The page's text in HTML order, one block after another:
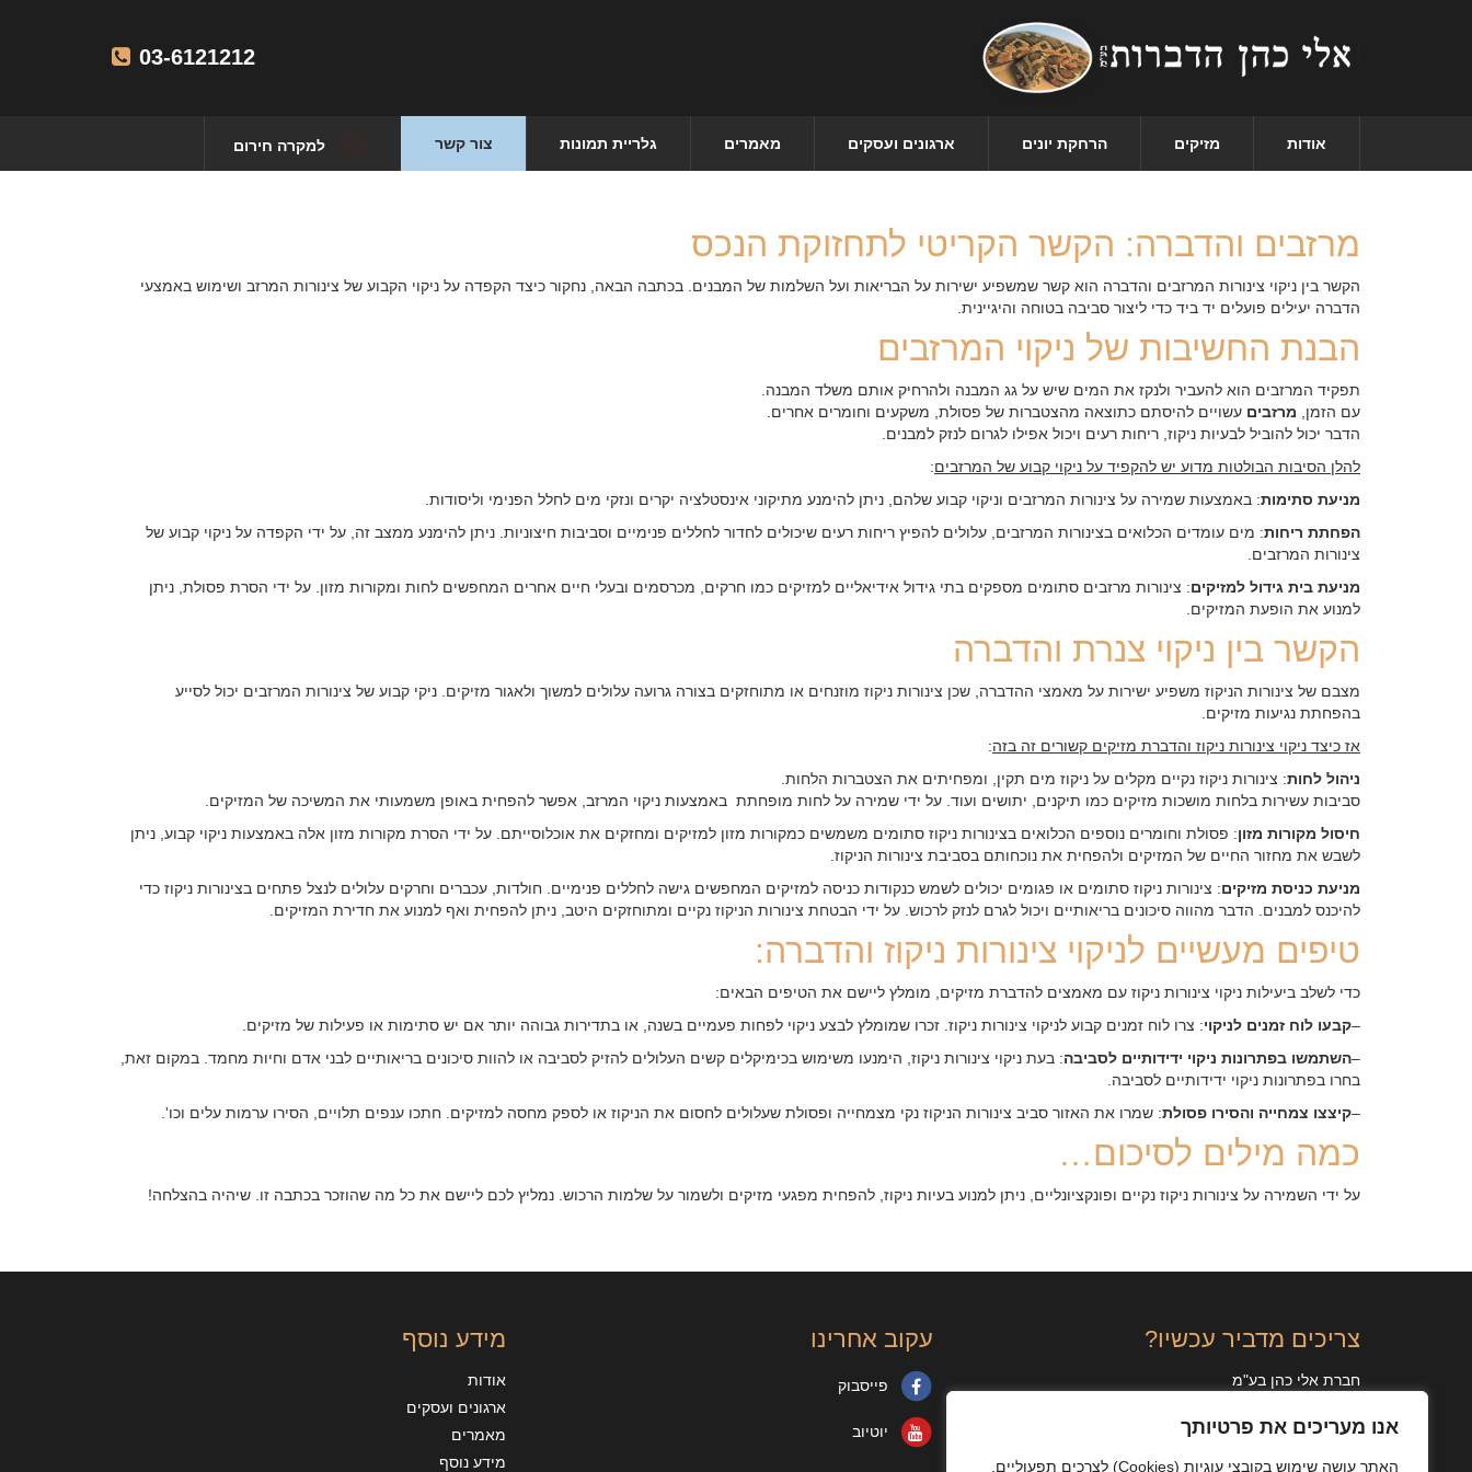
אנו מעריכים את פרטיותך
האתר עושה שימוש בקובצי עוגיות (Cookies) לצרכים תפעוליים,
03-6121212
אודות מזיקים הרחקת יונים ארגונים ועסקים מאמרים גלריית תמונות צור קשר למקרה חירום
מרזבים והדברה: הקשר הקריטי לתחזוקת הנכס
הקשר בין ניקוי צינורות המרזבים והדברה הוא קשר שמשפיע ישירות על הבריאות ועל השלמות של המבנים. בכתבה הבאה, נחקור כיצד הקפדה על ניקוי הקבוע של צינורות המרזב ושימוש באמצעי
הדברה יעילים פועלים יד ביד כדי ליצור סביבה בטוחה והיגיינית.
הבנת החשיבות של ניקוי המרזבים
תפקיד המרזבים הוא להעביר ולנקז את המים שיש על גג המבנה ולהרחיק אותם משלד המבנה.
עם הזמן, מרזבים עשויים להיסתם כתוצאה מהצטברות של פסולת, משקעים וחומרים אחרים.
הדבר יכול להוביל לבעיות ניקוז, ריחות רעים ויכול אפילו לגרום לנזק למבנים.
להלן הסיבות הבולטות מדוע יש להקפיד על ניקוי קבוע של המרזבים:
מניעת סתימות: באמצעות שמירה על צינורות המרזבים וניקוי קבוע שלהם, ניתן להימנע מתיקוני אינסטלציה יקרים ונזקי מים לחלל הפנימי וליסודות.
הפחתת ריחות: מים עומדים הכלואים בצינורות המרזבים, עלולים להפיץ ריחות רעים שיכולים לחדור לחללים פנימיים וסביבות חיצוניות. ניתן להימנע ממצב זה, על ידי הקפדה על ניקוי קבוע של
צינורות המרזבים.
מניעת בית גידול למזיקים: צינורות מרזבים סתומים מספקים בתי גידול אידיאליים למזיקים כמו חרקים, מכרסמים ובעלי חיים אחרים המחפשים לחות ומקורות מזון. על ידי הסרת פסולת, ניתן
למנוע את הופעת המזיקים.
הקשר בין ניקוי צנרת והדברה
מצבם של צינורות הניקוז משפיע ישירות על מאמצי ההדברה, שכן צינורות ניקוז מוזנחים או מתוחזקים בצורה גרועה עלולים למשוך ולאגור מזיקים. ניקי קבוע של צינורות המרזבים יכול לסייע
בהפחתת נגיעות מזיקים.
אז כיצד ניקוי צינורות ניקוז והדברת מזיקים קשורים זה בזה:
ניהול לחות: צינורות ניקוז נקיים מקלים על ניקוז מים תקין, ומפחיתים את הצטברות הלחות.
סביבות עשירות בלחות מושכות מזיקים כמו תיקנים, יתושים ועוד. על ידי שמירה על לחות מופחתת באמצעות ניקוי המרזב, אפשר להפחית באופן משמעותי את המשיכה של המזיקים.
חיסול מקורות מזון: פסולת וחומרים נוספים הכלואים בצינורות ניקוז סתומים משמשים כמקורות מזון למזיקים ומחזקים את אוכלוסייתם. על ידי הסרת מקורות מזון אלה באמצעות ניקוי קבוע, ניתן
לשבש את מחזור החיים של המזיקים ולהפחית את נוכחותם בסביבת צינורות הניקוז.
מניעת כניסת מזיקים: צינורות ניקוז סתומים או פגומים יכולים לשמש כנקודות כניסה למזיקים המחפשים גישה לחללים פנימיים. חולדות, עכברים וחרקים עלולים לנצל פתחים בצינורות ניקוז כדי
להיכנס למבנים. הדבר מהווה סיכונים בריאותיים ויכול לגרם לנזק לרכוש. על ידי הבטחת צינורות הניקוז נקיים ומתוחזקים היטב, ניתן להפחית ואף למנוע את חדירת המזיקים.
טיפים מעשיים לניקוי צינורות ניקוז והדברה:
כדי לשלב ביעילות ניקוי צינורות ניקוז עם מאמצים להדברת מזיקים, מומלץ ליישם את הטיפים הבאים:
–קבעו לוח זמנים לניקוי: צרו לוח זמנים קבוע לניקוי צינורות ניקוז. זכרו שמומלץ לבצע ניקוי לפחות פעמיים בשנה, או בתדירות גבוהה יותר אם יש סתימות או פעילות של מזיקים.
–השתמשו בפתרונות ניקוי ידידותיים לסביבה: בעת ניקוי צינורות ניקוז, הימנעו משימוש בכימיקלים קשים העלולים להזיק לסביבה או להוות סיכונים בריאותיים לבני אדם וחיות מחמד. במקום זאת,
בחרו בפתרונות ניקוי ידידותיים לסביבה.
–קיצצו צמחייה והסירו פסולת: שמרו את האזור סביב צינורות הניקוז נקי מצמחייה ופסולת שעלולים לחסום את הניקוז או לספק מחסה למזיקים. חתכו ענפים תלויים, הסירו ערמות עלים וכו'.
כמה מילים לסיכום…
על ידי השמירה על צינורות ניקוז נקיים ופונקציונליים, ניתן למנוע בעיות ניקוז, להפחית מפגעי מזיקים ולשמור על שלמות הרכוש. נמליץ לכם ליישם את כל מה שהוזכר בכתבה זו. שיהיה בהצלחה!
צריכים מדביר עכשיו?
חברת אלי כהן בע"מ
טלפון:03-6121212
עקוב אחרינו
פייסבוק
יוטיוב
מידע נוסף
אודות
ארגונים ועסקים
מאמרים
מידע נוסף